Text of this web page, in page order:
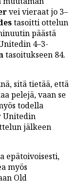
vei vieraat jo 3–
tasoitti ottelun
päästä
4–3-
tasoitukseen 84.
sitä tietää, että
pelejä, vaan se
todella
Unitedin
jälkeen
epätoivoisesti,
myös
Old